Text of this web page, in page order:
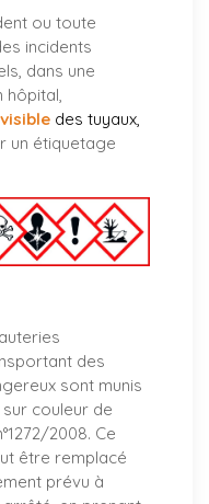
ou toute
incidents
dans une
hôpital,
des tuyaux,
un étiquetage
des
sont munis
couleur de
2008. Ce
être remplacé
prévu à